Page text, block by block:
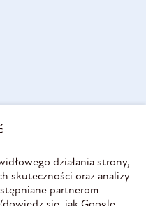
działania strony,
skuteczności oraz analizy
partnerom